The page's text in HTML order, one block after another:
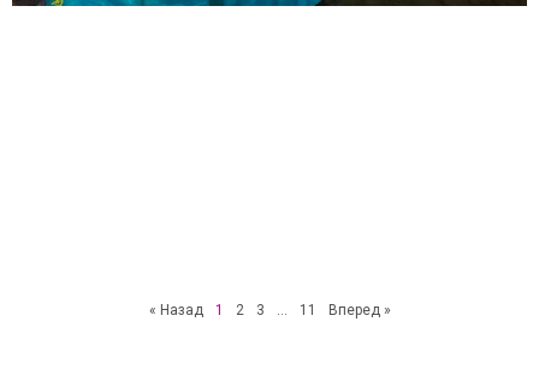
« Назад 1 2 3 … 11 Вперед »